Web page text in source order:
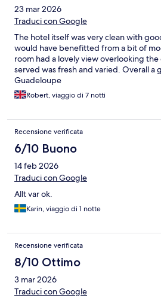
23 mar 2026
Traduci con Google
The hotel itself was very clean with
would have benefitted from a bit of
room had a lovely view overlooking
served was fresh and varied. Overall a
Guadeloupe
Robert, viaggio di 7 notti
Recensione verificata
6/10 Buono
14 feb 2026
Traduci con Google
Allt var ok.
Karin, viaggio di 1 notte
Recensione verificata
8/10 Ottimo
3 mar 2026
Traduci con Google